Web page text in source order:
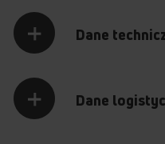
Dane
Dane